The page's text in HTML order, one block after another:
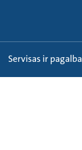
Servisas ir pagalba